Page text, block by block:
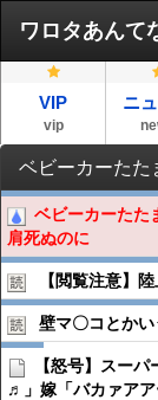
ワロタあんて
VIP
vip
ニ
ベビーカーたた
肩死ぬのに
【閲覧注意】
壁マ〇コとか
【怒号】スー
♬」嫁「バカァア